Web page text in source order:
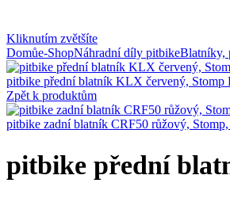
Kliknutím zvětšíte
Domůe-ShopNáhradní díly pitbikeBlatníky,
pitbike přední blatník KLX červený,
Zpět k produktům
pitbike zadní blatník CRF50 růžový,
pitbike přední